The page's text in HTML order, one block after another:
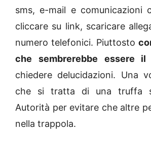
sms, e-mail e comunicazioni
cliccare su link, scaricare
numero telefonici. Piuttosto
che sembrerebbe essere il
chiedere delucidazioni. Una
che si tratta di una truffa
Autorità per evitare che altre
nella trappola.